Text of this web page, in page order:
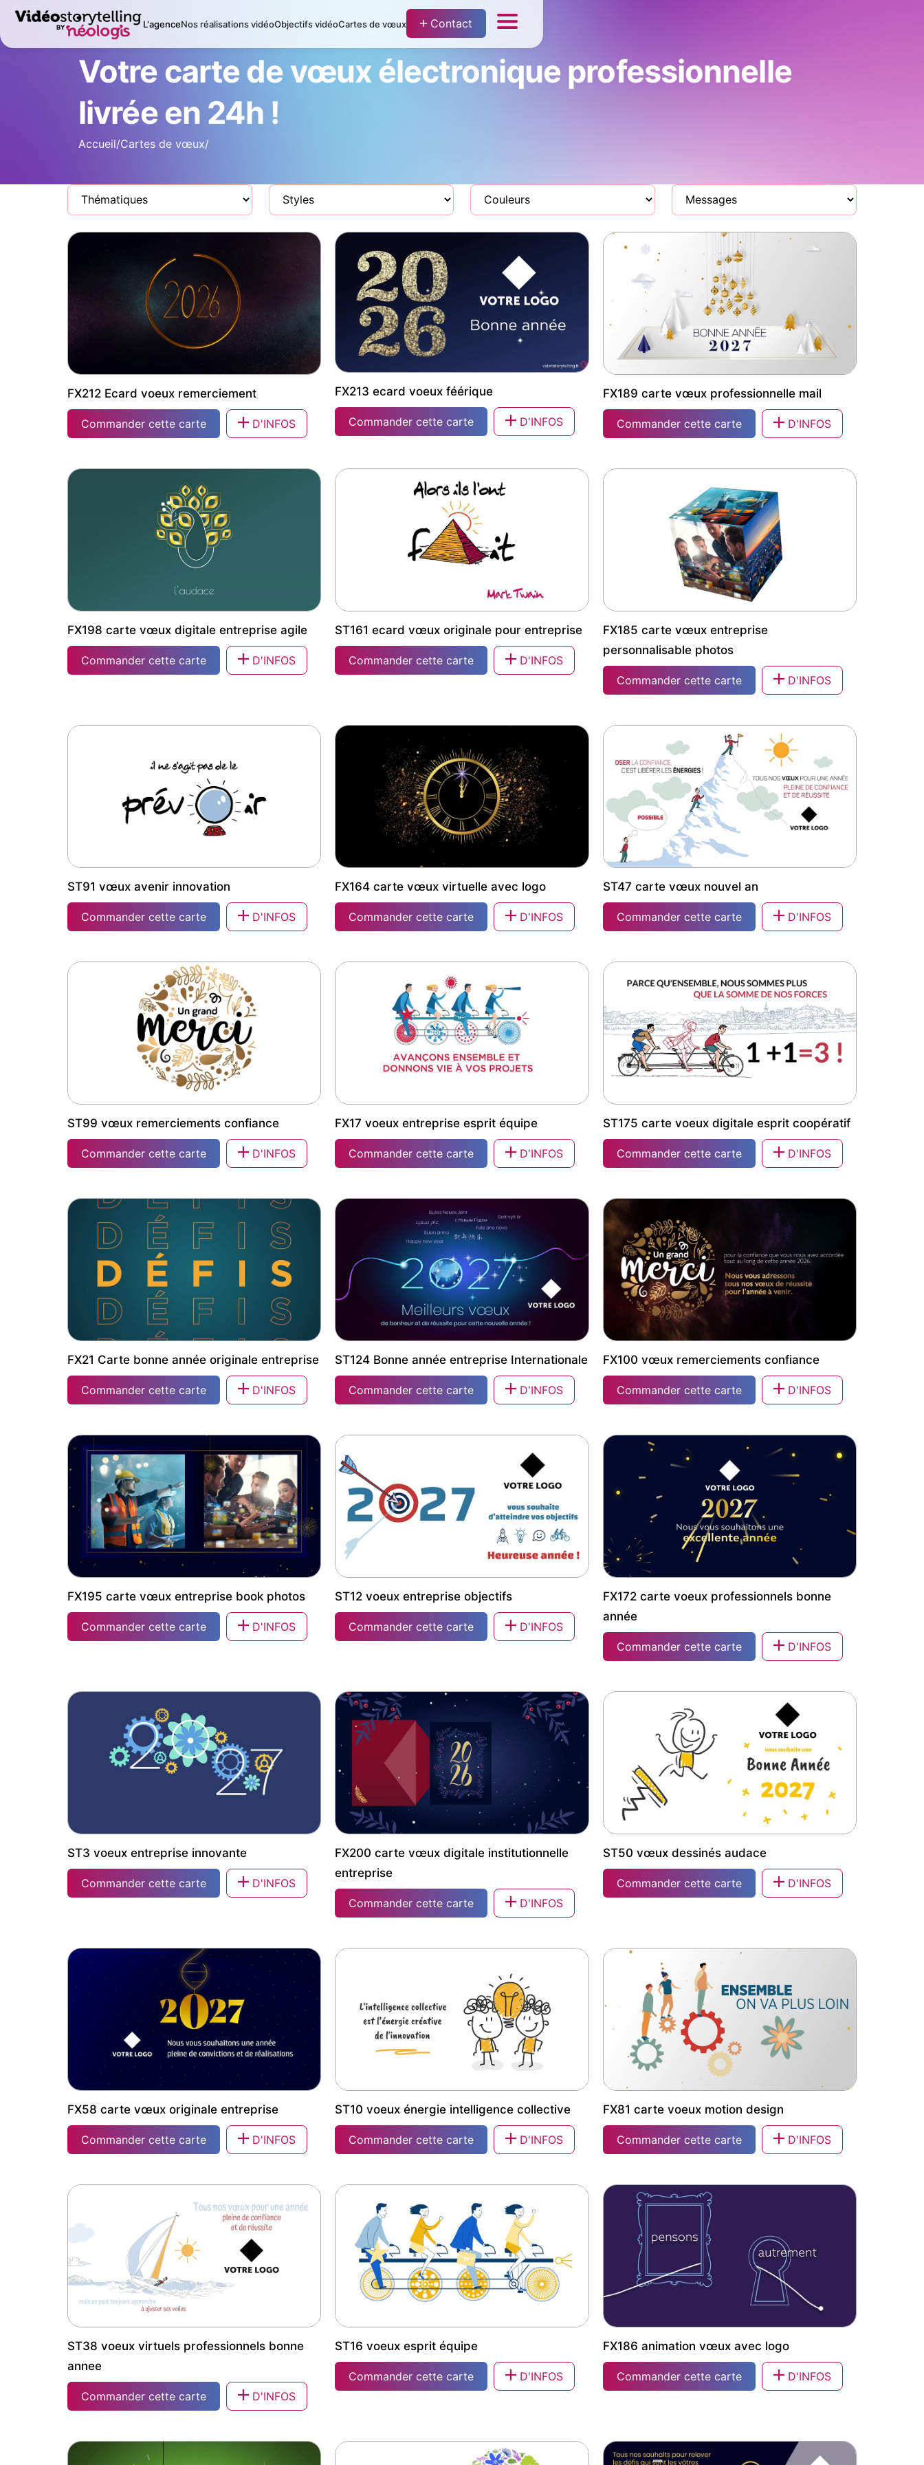
L'agenceNos réalisations vidéoObjectifs vidéoCartes de vœux Contact
Votre carte de vœux électronique professionnelle
livrée en 24h !
Accueil/Cartes de vœux/
FX212 Ecard voeux remerciement
Commander cette carte
D'INFOS
FX213 ecard voeux féérique
Commander cette carte D'INFOS
FX189 carte vœux professionnelle mail
Commander cette carte D'INFOS
FX198 carte vœux digitale entreprise agile
Commander cette carte
D'INFOS
ST161 ecard vœux originale pour entreprise
Commander cette carte D'INFOS
photos
FX185 carte vœux entreprise
personnalisable photos
Commander cette carte D'INFOS
ST91 vœux avenir innovation
Commander cette carte
D'INFOS
FX164 carte vœux virtuelle avec logo
Commander cette carte
D'INFOS
ST47 carte vœux nouvel an
Commander cette carte D'INFOS
ST99 vœux remerciements confiance
Commander cette carte
D'INFOS
FX17 voeux entreprise esprit équipe
Commander cette carte
D'INFOS
ST175 carte voeux digitale esprit coopératif
Commander cette carte D'INFOS
FX21 Carte bonne année originale entreprise
Commander cette carte
D'INFOS
ST124 Bonne année entreprise Internationale
Commander cette carte
D'INFOS
FX100 vœux remerciements confiance
Commander cette carte D'INFOS
FX195 carte vœux entreprise book photos
Commander cette carte
D'INFOS
ST12 voeux entreprise objectifs
Commander cette carte D'INFOS
année
FX172 carte voeux professionnels bonne
année
Commander cette carte D'INFOS
ST3 voeux entreprise innovante
Commander cette carte D'INFOS
entreprise
FX200 carte vœux digitale institutionnelle
entreprise
Commander cette carte D'INFOS
ST50 vœux dessinés audace
Commander cette carte D'INFOS
FX58 carte vœux originale entreprise
Commander cette carte
D'INFOS
ST10 voeux énergie intelligence collective
Commander cette carte
D'INFOS
FX81 carte voeux motion design
Commander cette carte D'INFOS
annee
ST38 voeux virtuels professionnels bonne
annee
Commander cette carte D'INFOS
ST16 voeux esprit équipe
Commander cette carte
D'INFOS
FX186 animation vœux avec logo
Commander cette carte D'INFOS